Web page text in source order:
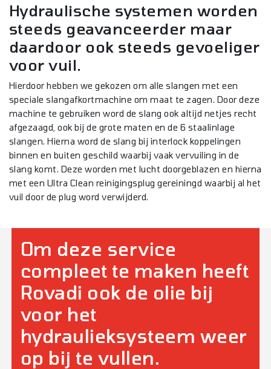
Hydraulische systemen worden
steeds geavanceerder maar
daardoor ook steeds gevoeliger
voor vuil.
Hierdoor hebben we gekozen om alle slangen met een
speciale slangafkortmachine om maat te zagen. Door deze
machine te gebruiken word de slang ook altijd netjes recht
afgezaagd, ook bij de grote maten en de 6 staalinlage
slangen. Hierna word de slang bij interlock koppelingen
binnen en buiten geschild waarbij vaak vervuiling in de
slang komt. Deze worden met lucht doorgeblazen en hierna
met een Ultra Clean reinigingsplug gereiningd waarbij al het
vuil door de plug word verwijderd.
Om deze service
compleet te maken heeft
Rovadi ook de olie bij
voor het
hydraulieksysteem weer
op bij te vullen.